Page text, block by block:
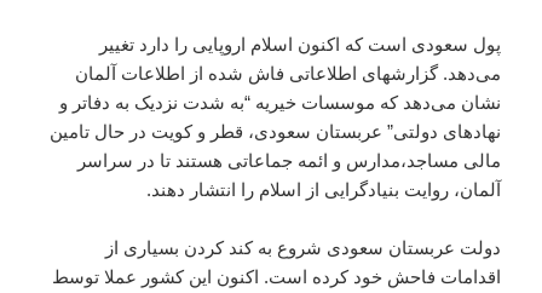
پول سعودی است که اکنون اسلام اروپایی را دارد تغییر
می‌دهد. گزارشهای اطلاعاتی فاش شده از اطلاعات آلمان
نشان می‌دهد که موسسات خیریه “به شدت نزدیک به دفاتر و
نهادهای دولتی” عربستان سعودی، قطر و کویت در حال تامین
مالی مساجد،‌مدارس و ائمه جماعاتی هستند تا در سراسر
آلمان، روایت بنیادگرایی از اسلام را انتشار دهند.
دولت عربستان سعودی شروع به کند کردن بسیاری از
اقدامات فاحش خود کرده است. اکنون این کشور عملا توسط